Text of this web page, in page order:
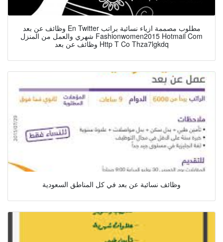
وظائف عن بعد En Twitter مطلوب مصممة ازياء نسائية براتب
شهري والعمل من المنزل Fashionwomen2015 Hotmail Com
وظائف عن بعد Http T Co Thza7lgkdq
وظائف نسائية عن بعد في كل المناطق السعودية